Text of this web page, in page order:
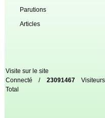
Parutions
Articles
Visite sur le site
Connecté / 23091467Visiteurs
Total